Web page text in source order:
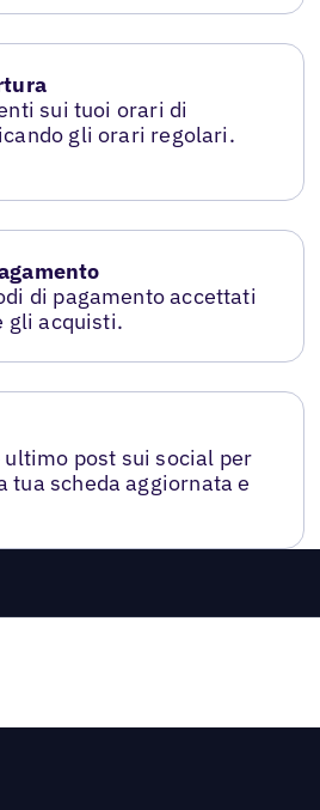
sui tuoi orari di
gli orari regolari.
di pagamento accettati
gli acquisti.
post sui social per
tua scheda aggiornata e